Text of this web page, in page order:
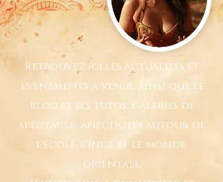
Retrouvez ici les actualités et
évènements à venir, ainsi que le
blog et ses tutos, galeries de
spectacle, anecdotes autour de
l'école, l'Inde et le monde
orientale.